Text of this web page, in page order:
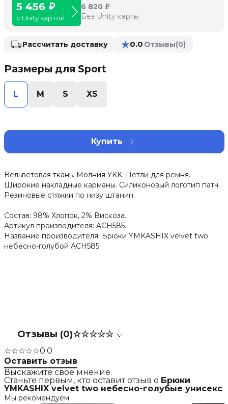
5 456 ₽
с Unity картой
6 820 ₽
Без Unity карты
Рассчитать доставку ★0.0 Отзывы(0)
Размеры для Sport
L M S XS
Купить
Вельветовая ткань. Молния YKK. Петли для ремня.
Широкие накладные карманы. Силиконовый логотип патч.
Резиновые стяжки по низу штанин.
Состав: 98% Хлопок, 2% Вискоза.
Артикул производителя: ACH585.
Название производителя: Брюки YMKASHIX velvet two
небесно-голубой ACH585.
Отзывы (0)☆☆☆☆☆
☆☆☆☆☆0.0
Оставить отзыв
Выскажите свое мнение.
Станьте первым, кто оставит отзыв о Брюки
YMKASHIX velvet two небесно-голубые унисекс
Мы рекомендуем